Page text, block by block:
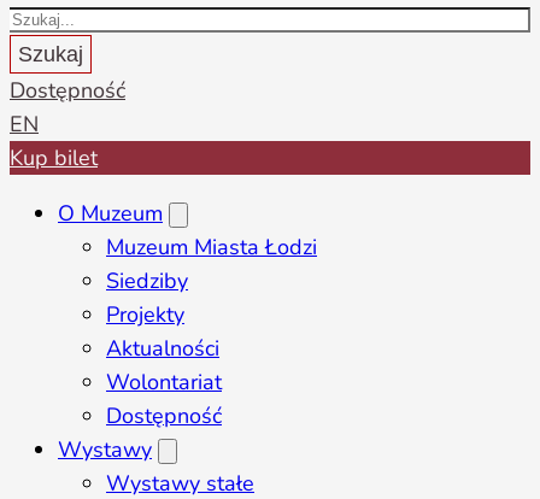
Szukaj
Dostępność
EN
Kup bilet
O Muzeum
Muzeum Miasta Łodzi
Siedziby
Projekty
Aktualności
Wolontariat
Dostępność
Wystawy
Wystawy stałe